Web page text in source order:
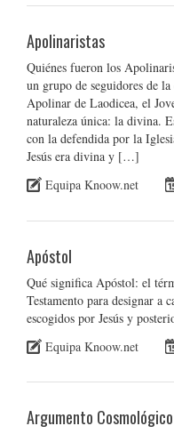
Apolinaristas
Quiénes fueron los
un grupo de seguidores de
Apolinar de Laodicea, el
naturaleza única: la divina.
con la defendida por la
Jesús era divina y […]
Equipa Knoow.net
Apóstol
Qué significa Apóstol: el
Testamento para designar a
escogidos por Jesús y
Equipa Knoow.net
Argumento Cosmológico